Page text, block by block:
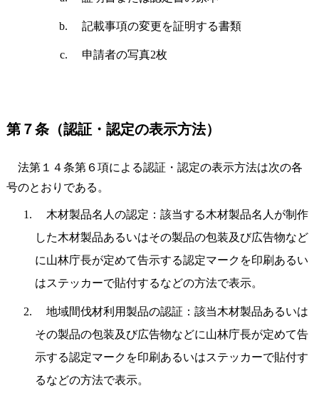
記載事項の変更を証明する書類
申請者の写真2枚
第７条（認証・認定の表示方法）
法第１４条第６項による認証・認定の表示方法は次の各
号のとおりである。
木材製品名人の認定：該当する木材製品名人が制作
した木材製品あるいはその製品の包装及び広告物など
に山林庁長が定めて告示する認定マークを印刷あるい
はステッカーで貼付するなどの方法で表示。
地域間伐材利用製品の認証：該当木材製品あるいは
その製品の包装及び広告物などに山林庁長が定めて告
示する認定マークを印刷あるいはステッカーで貼付す
るなどの方法で表示。